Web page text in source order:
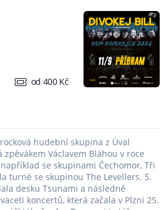
od 400 Kč
hudební skupina z Úval
zpěvákem Václavem Bláhou v roce
se skupinami Čechomor, Tři
turné se skupinou The Levellers. 5.
desku Tsunami a následně
koncertů, která začala v Plzni 25.